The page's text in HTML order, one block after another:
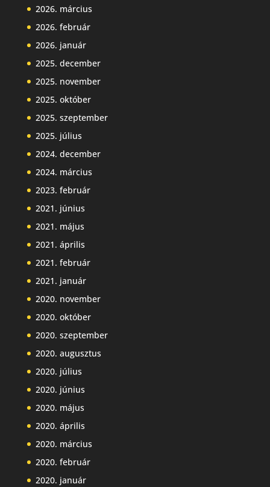
2026. március
2026. február
2026. január
2025. december
2025. november
2025. október
2025. szeptember
2025. július
2024. december
2024. március
2023. február
2021. június
2021. május
2021. április
2021. február
2021. január
2020. november
2020. október
2020. szeptember
2020. augusztus
2020. július
2020. június
2020. május
2020. április
2020. március
2020. február
2020. január